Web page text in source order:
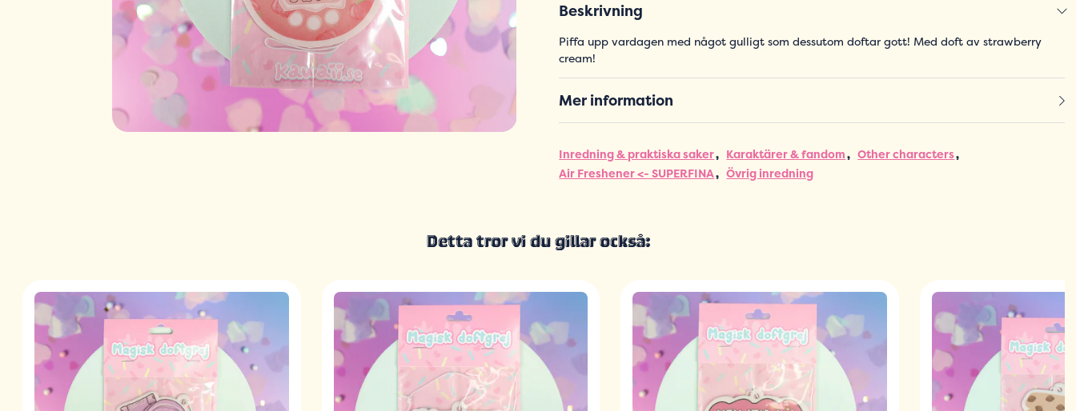
Beskrivning
Piffa upp vardagen med något gulligt som dessutom doftar gott! Med doft av strawberry
cream!
Mer information
Inredning & praktiska saker Karaktärer & fandom
Other characters
Air Freshener <- SUPERFINA
Övrig inredning
Detta tror vi du gillar också: